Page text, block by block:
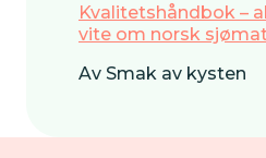
Kvalitetshåndbok –
vite om norsk
Av Smak av kysten